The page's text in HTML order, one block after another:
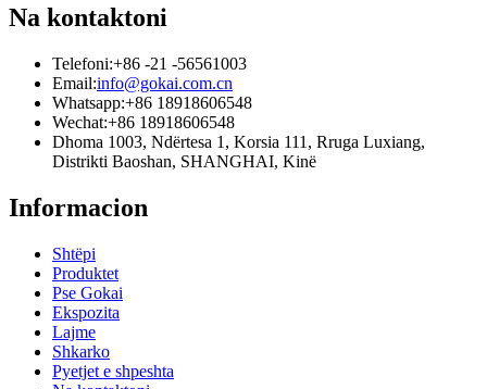
Na kontaktoni
Telefoni:+86 -21 -56561003
Email:info@gokai.com.cn
Whatsapp:+86 18918606548
Wechat:+86 18918606548
Dhoma 1003, Ndërtesa 1, Korsia 111, Rruga Luxiang,
Distrikti Baoshan, SHANGHAI, Kinë
Informacion
Shtëpi
Produktet
Pse Gokai
Ekspozita
Lajme
Shkarko
Pyetjet e shpeshta